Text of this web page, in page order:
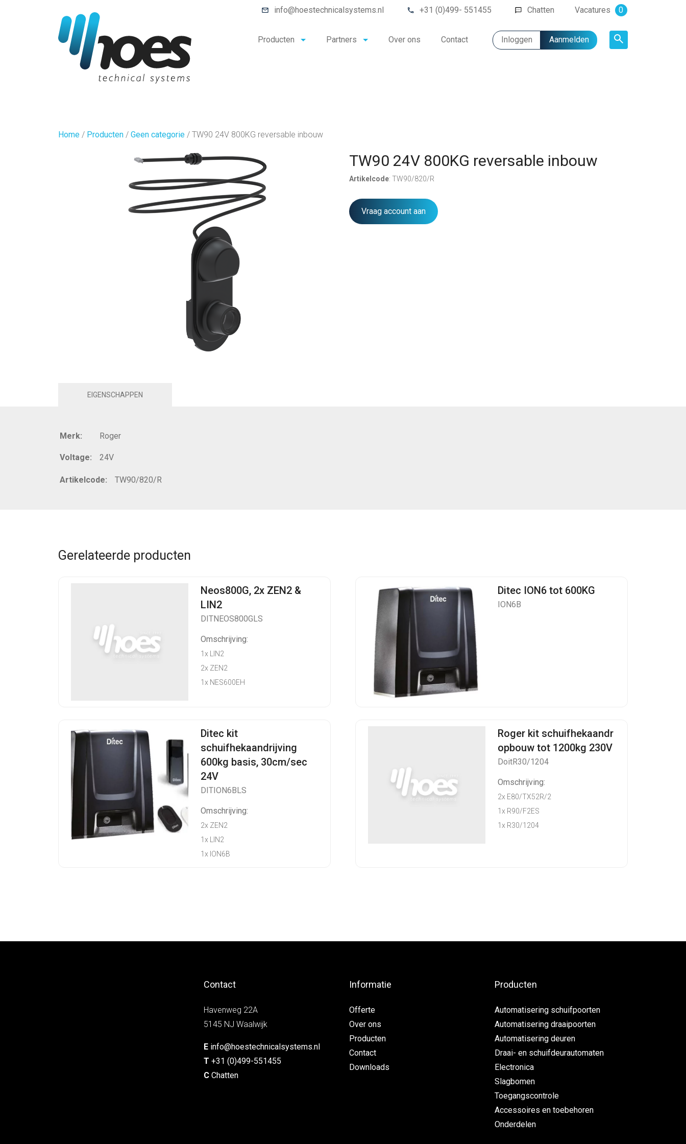
info@hoestechnicalsystems.nl +31 (0)499- 551455 Chatten Vacatures 0
Producten Partners Over ons Contact Inloggen Aanmelden
Home / Producten / Geen categorie / TW90 24V 800KG reversable inbouw
TW90 24V 800KG reversable inbouw
Artikelcode: TW90/820/R
Vraag account aan
EIGENSCHAPPEN
Merk: Roger
Voltage: 24V
Artikelcode: TW90/820/R
Gerelateerde producten
Neos800G, 2x ZEN2 &
LIN2
DITNEOS800GLS
Omschrijving:
1x LIN2
2x ZEN2
1x NES600EH
Ditec ION6 tot 600KG
ION6B
Ditec kit
schuifhekaandrijving
600kg basis, 30cm/sec
24V
DITION6BLS
Omschrijving:
2x ZEN2
1x LIN2
1x ION6B
Roger kit schuifhekaandr
opbouw tot 1200kg 230V
DoitR30/1204
Omschrijving:
2x E80/TX52R/2
1x R90/F2ES
1x R30/1204
Contact
Havenweg 22A
5145 NJ Waalwijk
E info@hoestechnicalsystems.nl
T +31 (0)499-551455
C Chatten
Informatie
Offerte
Over ons
Producten
Contact
Downloads
Producten
Automatisering schuifpoorten
Automatisering draaipoorten
Automatisering deuren
Draai- en schuifdeurautomaten
Electronica
Slagbomen
Toegangscontrole
Accessoires en toebehoren
Onderdelen